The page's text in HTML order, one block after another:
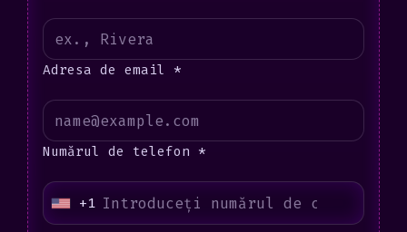
Adresa de email *
Numărul de telefon *
U +1